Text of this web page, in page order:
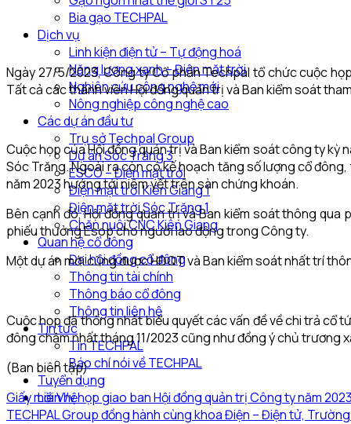
Bia gạo TECHPAL
Dịch vụ
Linh kiện điện tử – Tự động hoá
Năng lượng xanh – Điện mặt trời
Nghiên cứu công nghệ mới
Nông nghiệp công nghệ cao
Các dự án đầu tư
Trụ sở Techpal Group
Dự án Sóc Trăng 3
ESCO – Điện mặt trời
Điện mặt trời Kiên Giang 1
Điện mặt trời Sóc Trăng 1
Chăn nuôi CNC Kiên Giang
Quan hệ cổ đông
Đại hội đồng cổ đông
Thông tin tài chính
Thông báo cổ đông
Thông tin liên hệ
Tin tức
Tin TECHPAL
Báo chí nói về TECHPAL
Tuyển dụng
Liên hệ
Ngày 27/5/2023, Công ty Cổ phần Techpal tổ chức cuộc
Tất cả các thành viên Hội đồng quản trị và Ban kiểm soát
Cuộc họp của Hội đồng quản trị và Ban kiểm soát công ty kỳ
Sóc Trăng. Ngoài ra còn có kế hoạch tăng số lượng cổ
năm 2023 hướng tới niêm yết trên sàn chứng khoán.
Bên cạnh đó, Hội đồng quản trị và Ban kiểm soát thông
phiếu thưởng Esop cho người lao động trong Công ty.
Một dự án mới cũng được HĐQT và Ban kiểm soát nhất trí
Cuộc họp đã thống nhất biểu quyết các vấn đề về chi trả cổ
đông chậm nhất tháng 11/2023 cũng như đồng ý chủ trương
(Ban biên tập)
Giấy mời V/v họp giao ban Hội đồng quản trị Công ty năm 2023
TECHPAL Group đồng hành cùng khoa Điện – Điện tử,